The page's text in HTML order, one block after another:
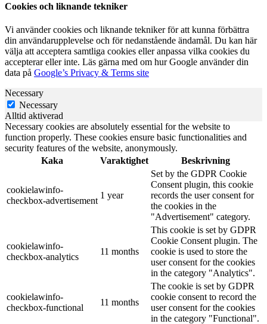
Cookies och liknande tekniker
Vi använder cookies och liknande tekniker för att kunna förbättra
din användarupplevelse och för nedanstående ändamål. Du kan här
välja att acceptera samtliga cookies eller anpassa vilka cookies du
accepterar eller inte. Läs gärna med om hur Google använder din
data på Google’s Privacy & Terms site
Necessary
Necessary
Alltid aktiverad
Necessary cookies are absolutely essential for the website to
function properly. These cookies ensure basic functionalities and
security features of the website, anonymously.
Kaka
Varaktighet Beskrivning
cookielawinfo-
checkbox-advertisement
1 year
Set by the GDPR Cookie
Consent plugin, this cookie
records the user consent for
the cookies in the
"Advertisement" category.
cookielawinfo-
checkbox-analytics
11 months
This cookie is set by GDPR
Cookie Consent plugin. The
cookie is used to store the
user consent for the cookies
in the category "Analytics".
cookielawinfo-
checkbox-functional
11 months
The cookie is set by GDPR
cookie consent to record the
user consent for the cookies
in the category "Functional".